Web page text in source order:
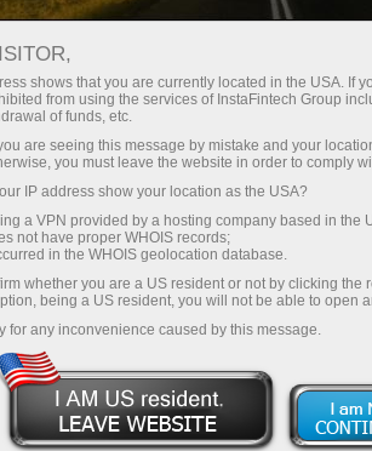
shows that you are currently located in the USA. If
from using the services of InstaFintech Group
of funds, etc.
are seeing this message by mistake and your
you must leave the website in order to comply
IP address show your location as the USA?
a VPN provided by a hosting company based in the
not have proper WHOIS records;
in the WHOIS geolocation database.
whether you are a US resident or not by clicking the
being a US resident, you will not be able to open
for any inconvenience caused by this message.